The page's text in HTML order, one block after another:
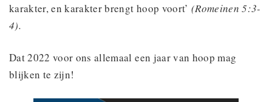
karakter, en karakter brengt hoop voort’ (Romeinen 5:3-
4).
Dat 2022 voor ons allemaal een jaar van hoop mag
blijken te zijn!